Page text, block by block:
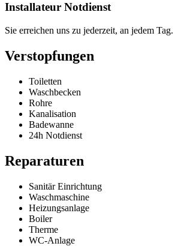
Installateur Notdienst
Sie erreichen uns zu jederzeit, an jedem Tag.
Verstopfungen
Toiletten
Waschbecken
Rohre
Kanalisation
Badewanne
24h Notdienst
Reparaturen
Sanitär Einrichtung
Waschmaschine
Heizungsanlage
Boiler
Therme
WC-Anlage